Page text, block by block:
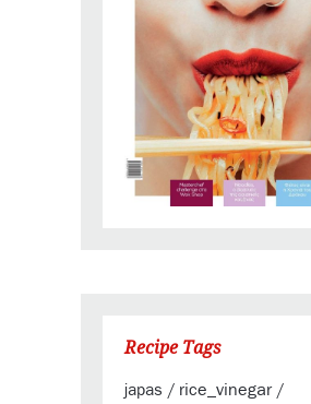
Recipe Tags
japas / rice_vinegar/